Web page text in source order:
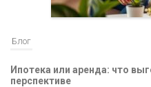
Блог
Ипотека или аренда: что
перспективе